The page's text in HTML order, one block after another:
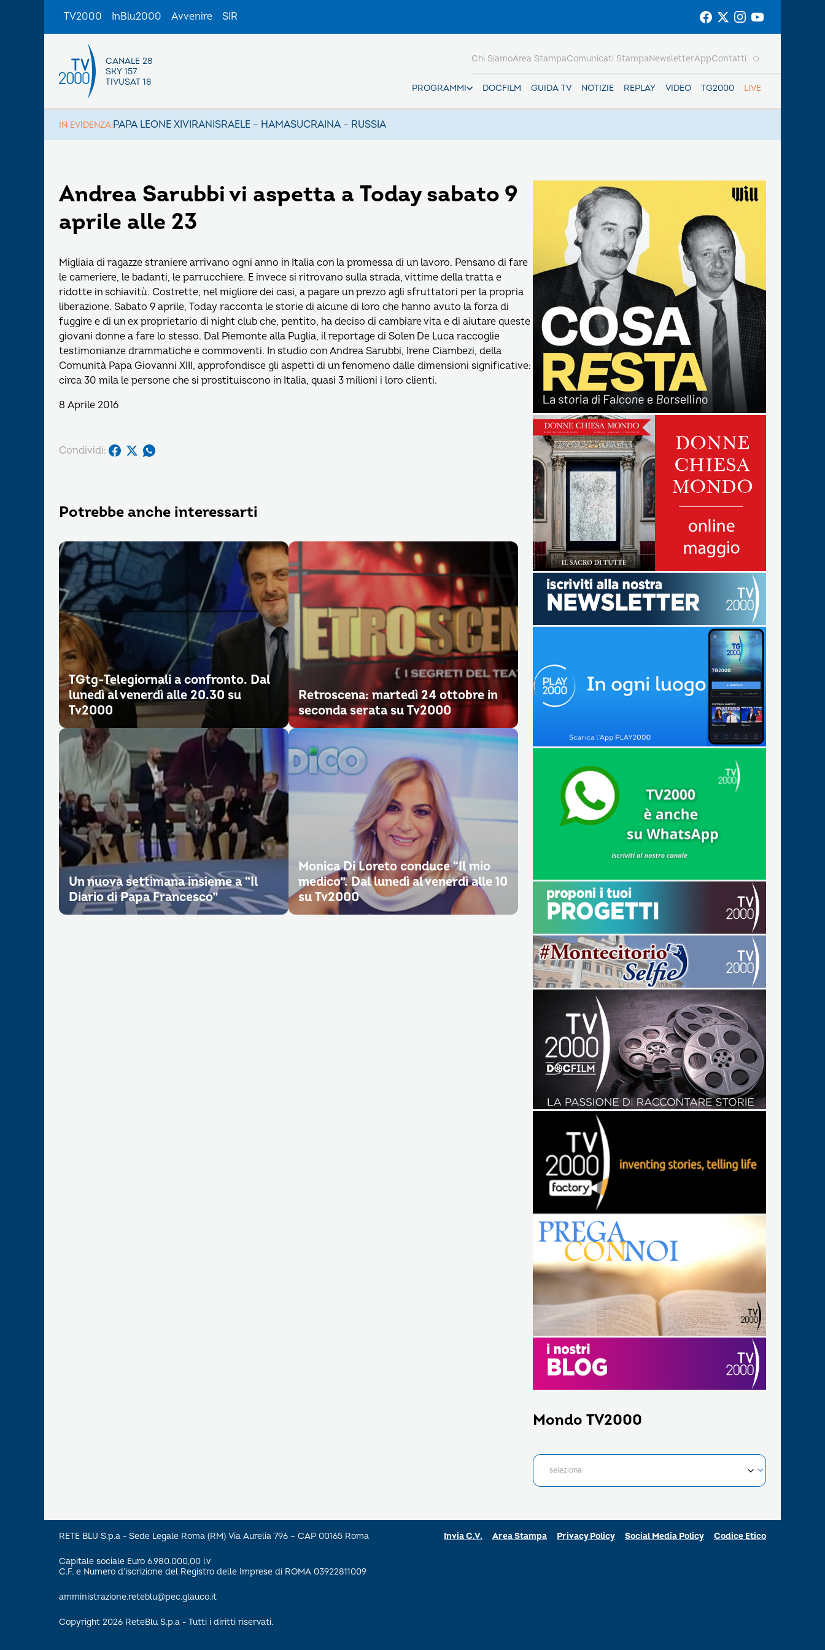
TV2000 InBlu2000 Avvenire SIR
CANALE 28
SKY 157
TIVUSAT 18
PROGRAMMI DOCFILM GUIDA TV NOTIZIE REPLAY VIDEO TG2000 LIVE
Chi SiamoArea StampaComunicati StampaNewsletterAppContatti
IN EVIDENZA:PAPA LEONE XIVIRANISRAELE – HAMASUCRAINA – RUSSIA
Andrea Sarubbi vi aspetta a Today sabato 9
aprile alle 23
Migliaia di ragazze straniere arrivano ogni anno in Italia con la promessa di un lavoro. Pensano di fare
le cameriere, le badanti, le parrucchiere. E invece si ritrovano sulla strada, vittime della tratta e
ridotte in schiavitù. Costrette, nel migliore dei casi, a pagare un prezzo agli sfruttatori per la propria
liberazione. Sabato 9 aprile, Today racconta le storie di alcune di loro che hanno avuto la forza di
fuggire e di un ex proprietario di night club che, pentito, ha deciso di cambiare vita e di aiutare queste
giovani donne a fare lo stesso. Dal Piemonte alla Puglia, il reportage di Solen De Luca raccoglie
testimonianze drammatiche e commoventi. In studio con Andrea Sarubbi, Irene Ciambezi, della
Comunità Papa Giovanni XIII, approfondisce gli aspetti di un fenomeno dalle dimensioni significative:
circa 30 mila le persone che si prostituiscono in Italia, quasi 3 milioni i loro clienti.
8 Aprile 2016
Condividi:
Potrebbe anche interessarti
TGtg-Telegiornali a confronto. Dal
lunedì al venerdì alle 20.30 su
Tv2000
Retroscena: martedì 24 ottobre in
seconda serata su Tv2000
Un nuova settimana insieme a “Il
Diario di Papa Francesco”
Monica Di Loreto conduce “Il mio
medico”. Dal lunedì al venerdì alle 10
su Tv2000
Mondo TV2000
RETE BLU S.p.a - Sede Legale Roma (RM) Via Aurelia 796 – CAP 00165 Roma
Capitale sociale Euro 6.980.000,00 i.v
C.F. e Numero d’iscrizione del Registro delle Imprese di ROMA 03922811009
amministrazione.reteblu@pec.glauco.it
Copyright 2026 ReteBlu S.p.a - Tutti i diritti riservati.
Invia C.V. Area Stampa Privacy Policy Social Media Policy Codice Etico